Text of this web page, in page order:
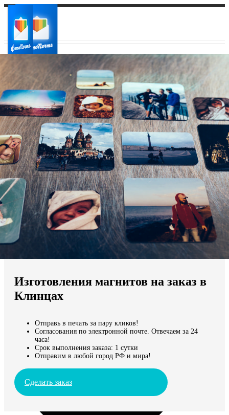
Ваш город:
Ваш регион доставки
Выберите из списка:
Мы доставляем по всему миру
Продолжить без города
Изготовления магнитов на заказ в
Клинцах
Отправь в печать за пару кликов!
Согласования по электронной почте. Отвечаем за 24
часа!
Срок выполнения заказа: 1 сутки
Отправим в любой город РФ и мира!
Сделать заказ